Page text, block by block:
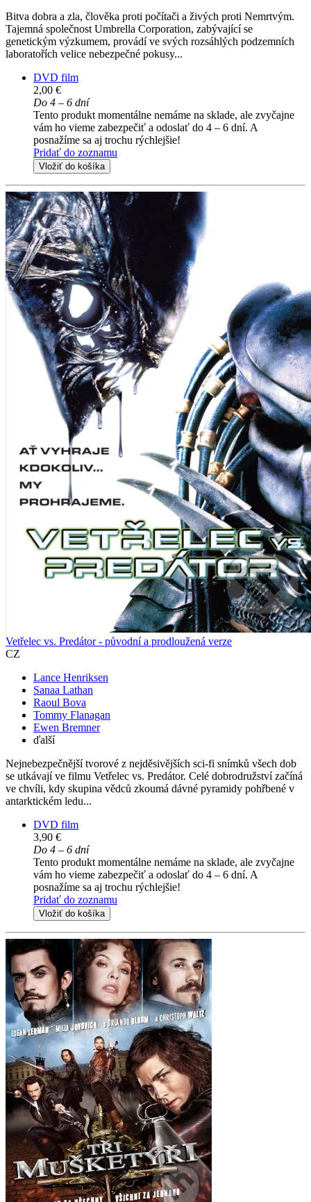
Bitva dobra a zla, člověka proti počítači a živých proti Nemrtvým.
Tajemná společnost Umbrella Corporation, zabývající se
genetickým výzkumem, provádí ve svých rozsáhlých podzemních
laboratořích velice nebezpečné pokusy...
DVD film
2,00 €
Do 4 – 6 dní
Tento produkt momentálne nemáme na sklade, ale zvyčajne
vám ho vieme zabezpečiť a odoslať do 4 – 6 dní. A
posnažíme sa aj trochu rýchlejšie!
Pridať do zoznamu
Vložiť do košíka
Vetřelec vs. Predátor - původní a prodloužená verze
CZ
Lance Henriksen
Sanaa Lathan
Raoul Bova
Tommy Flanagan
Ewen Bremner
ďalší
Nejnebezpečnější tvorové z nejděsivějších sci-fi snímků všech dob
se utkávají ve filmu Vetřelec vs. Predátor. Celé dobrodružství začíná
ve chvíli, kdy skupina vědců zkoumá dávné pyramidy pohřbené v
antarktickém ledu...
DVD film
3,90 €
Do 4 – 6 dní
Tento produkt momentálne nemáme na sklade, ale zvyčajne
vám ho vieme zabezpečiť a odoslať do 4 – 6 dní. A
posnažíme sa aj trochu rýchlejšie!
Pridať do zoznamu
Vložiť do košíka